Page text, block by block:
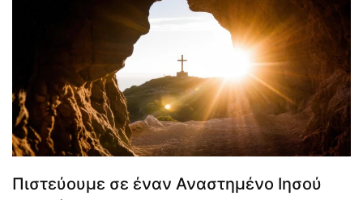
Πιστεύουμε σε έναν Αναστημένο Ιησού